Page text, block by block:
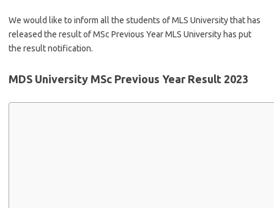
We would like to inform all the students of MLS University that has
released the result of MSc Previous Year MLS University has put
the result notification.
MDS University MSc Previous Year Result 2023